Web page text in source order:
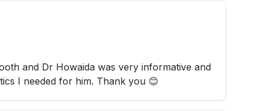
and Dr Howaida was very informative and
I needed for him. Thank you 😊